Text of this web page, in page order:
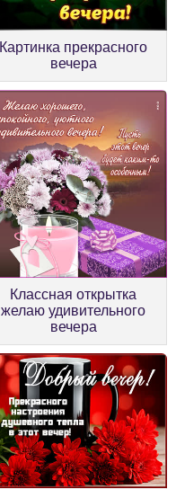
Картинка прекрасного
вечера
Классная открытка
желаю удивительного
вечера